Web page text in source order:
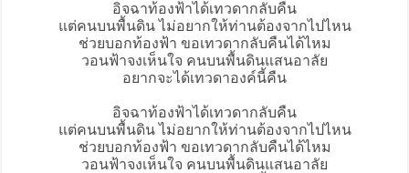
อิจฉาท้องฟ้าได้เทวดากลับคืน
แต่คนบนพื้นดิน ไม่อยากให้ท่านต้องจากไปไหน
ช่วยบอกท้องฟ้า ขอเทวดากลับคืนได้ไหม
วอนฟ้าจงเห็นใจ คนบนพื้นดินแสนอาลัย
อยากจะได้เทวดาองค์นี้คืน
อิจฉาท้องฟ้าได้เทวดากลับคืน
แต่คนบนพื้นดิน ไม่อยากให้ท่านต้องจากไปไหน
ช่วยบอกท้องฟ้า ขอเทวดากลับคืนได้ไหม
วอนฟ้าจงเห็นใจ คนบนพื้นดินแสนอาลัย